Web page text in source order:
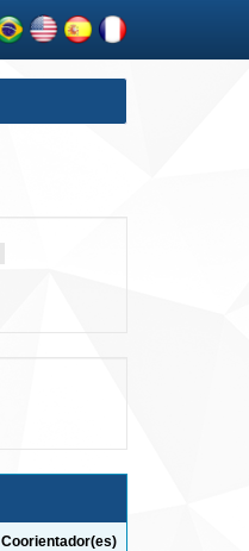
Coorientador(es)